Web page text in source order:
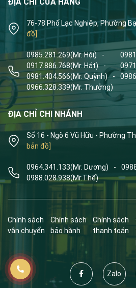
76-78 Phố Lạc Nghiệp, Phường
đồ]
0985.281.269(Mr. Hội) -
0917.886.768(Mr. Hát) -
0981.404.566(Mr. Quỳnh) -
0966.328.339(Mr. Thưởng)
ĐỊA CHỈ CHI NHÁNH
Số 16 - Ngõ 6 Vũ Hữu - Phường
bản đồ]
0964.341.133(Mr. Dương) -
0988.028.938(Mr.Thế)
Chính sách
vận chuyển
Chính sách
bảo hành
Chính sách
thanh toán
Zalo